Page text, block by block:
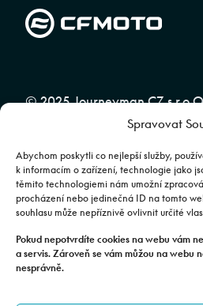
Spravovat
Abychom poskytli co nejlepší služby,
k informacím o zařízení, technologie jako
těmito technologiemi nám umožní
procházení nebo jedinečná ID na tomto
souhlasu může nepříznivě ovlivnit určité
Pokud nepotvrdíte cookies na webu vám
a servis. Zároveň se vám můžou na webu
nesprávně.
© 2025 Journeyman CZ s.r.o
značky CFMOTO pro ČR a SR
Team
Fotografie mají pouze ilustrativní
kombinace apod. se mohou lišit. Pro
prodejce. | Veškeré zobrazené
charakter a nejsou nabídkou ve smyslu
zákona č. 89/2012 Sb., občanského